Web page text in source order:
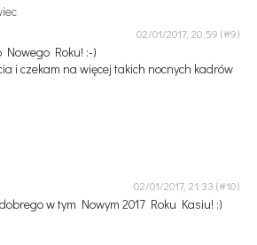
02/01/2017, 20:59
Nowego Roku! :-)
i czekam na więcej takich nocnych kadrów
02/01/2017, 21:33
w tym Nowym 2017 Roku Kasiu! :)